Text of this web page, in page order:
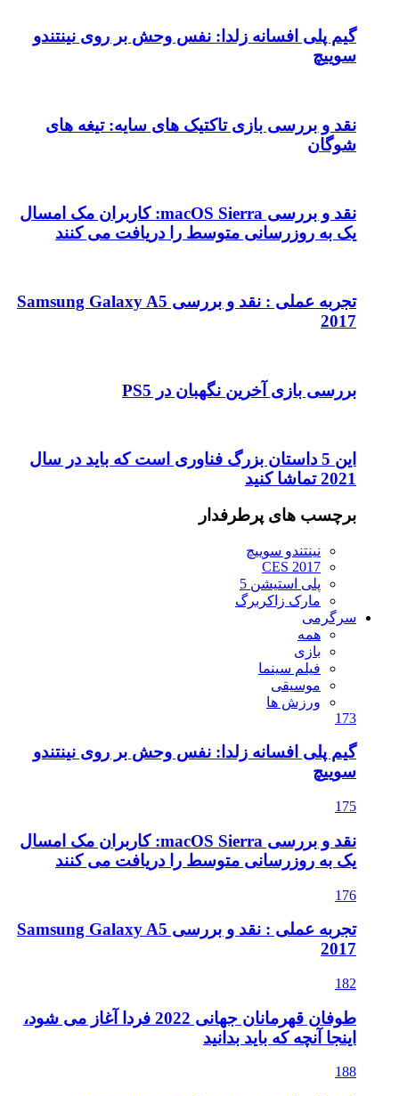
گیم پلی افسانه زلدا: نفس وحش بر روی نینتندو
سوییچ
نقد و بررسی بازی تاکتیک های سایه: تیغه های
شوگان
نقد و بررسی macOS Sierra: کاربران مک امسال
یک به روزرسانی متوسط را دریافت می کنند
تجربه عملی : نقد و بررسی Samsung Galaxy A5
2017
بررسی بازی آخرین نگهبان در PS5
این 5 داستان بزرگ فناوری است که باید در سال
2021 تماشا کنید
برچسب های پرطرفدار
نینتندو سوییچ
CES 2017
پلی استیشن 5
مارک زاکربرگ
سرگرمی
همه
بازی
فیلم سینما
موسیقی
ورزش ها
173
گیم پلی افسانه زلدا: نفس وحش بر روی نینتندو
سوییچ
175
نقد و بررسی macOS Sierra: کاربران مک امسال
یک به روزرسانی متوسط را دریافت می کنند
176
تجربه عملی : نقد و بررسی Samsung Galaxy A5
2017
182
طوفان قهرمانان جهانی 2022 فردا آغاز می شود،
اینجا آنچه که باید بدانید
188